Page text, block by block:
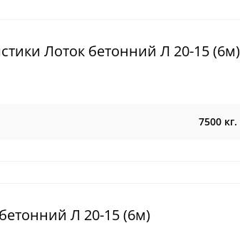
Лоток бетонний Л 20-15 (6м)
7500 кг.
Л 20-15 (6м)